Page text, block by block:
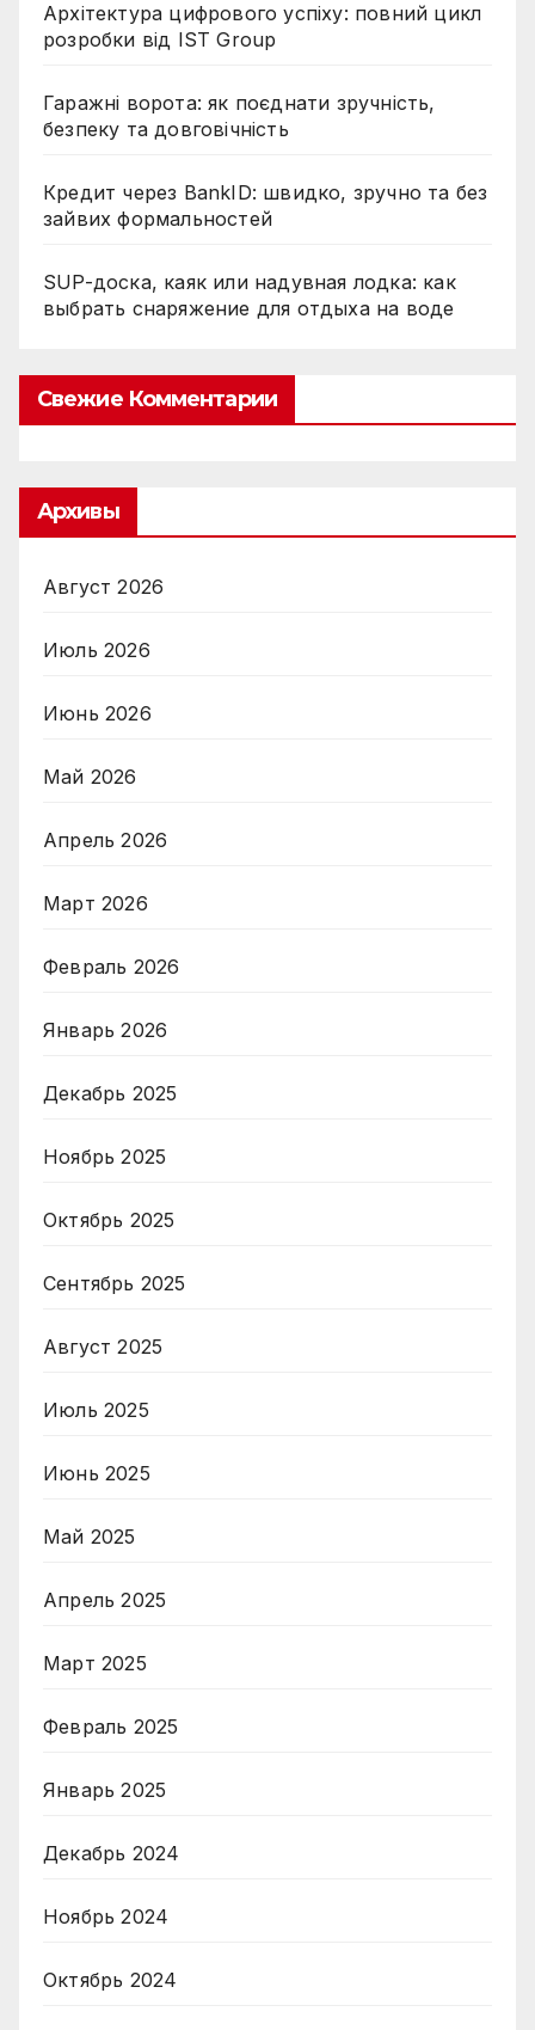
Архітектура цифрового успіху: повний цикл
розробки від IST Group
Гаражні ворота: як поєднати зручність,
безпеку та довговічність
Кредит через BankID: швидко, зручно та без
зайвих формальностей
SUP-доска, каяк или надувная лодка: как
выбрать снаряжение для отдыха на воде
Свежие Комментарии
Архивы
Август 2026
Июль 2026
Июнь 2026
Май 2026
Апрель 2026
Март 2026
Февраль 2026
Январь 2026
Декабрь 2025
Ноябрь 2025
Октябрь 2025
Сентябрь 2025
Август 2025
Июль 2025
Июнь 2025
Май 2025
Апрель 2025
Март 2025
Февраль 2025
Январь 2025
Декабрь 2024
Ноябрь 2024
Октябрь 2024